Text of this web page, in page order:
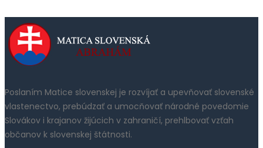
Poslaním Matice slovenskej je rozvíjať a upevňovať slovenské
vlastenectvo, prebúdzať a umocňovať národné povedomie
Slovákov i krajanov žijúcich v zahraničí, prehlbovať vzťah
občanov k slovenskej štátnosti.